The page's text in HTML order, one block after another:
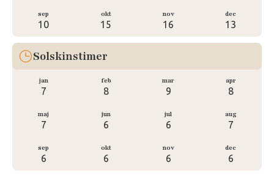
sep
10
okt
15
nov
16
dec
13
Solskinstimer
jan
7
feb
8
mar
9
apr
8
maj
7
jun
6
jul
6
aug
7
sep
6
okt
6
nov
6
dec
6